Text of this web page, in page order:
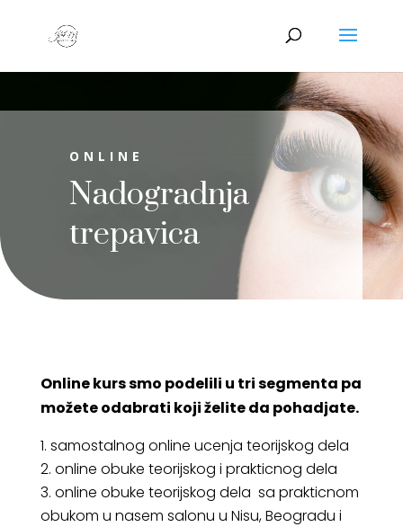
ONLINE
Nadogradnja
trepavica
Online kurs smo podelili u tri segmenta pa
možete odabrati koji želite da pohadjate.⁣
samostalnog online ucenja teorijskog dela
online obuke teorijskog i prakticnog dela
online obuke teorijskog dela sa prakticnom
obukom u nasem salonu u Nisu, Beogradu i